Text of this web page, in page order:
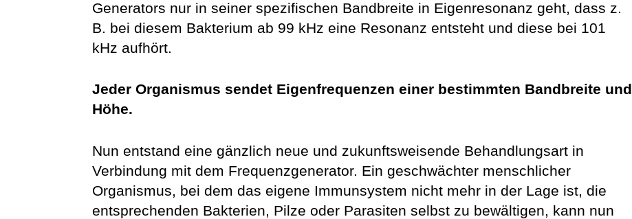
Generators nur in seiner spezifischen Bandbreite in Eigenresonanz geht, dass z.
B. bei diesem Bakterium ab 99 kHz eine Resonanz entsteht und diese bei 101
kHz aufhört.
Jeder Organismus sendet Eigenfrequenzen einer bestimmten Bandbreite und
Höhe.
Nun entstand eine gänzlich neue und zukunftsweisende Behand­lungs­art in
Verbindung mit dem Frequenzgenerator. Ein geschwäch­ter menschlicher
Organismus, bei dem das eigene Immunsystem nicht mehr in der Lage ist, die
entsprechenden Bakterien, Pilze oder Parasiten selbst zu bewältigen, kann nun